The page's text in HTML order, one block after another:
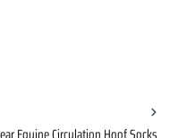
benutze die Schaltflächen um die